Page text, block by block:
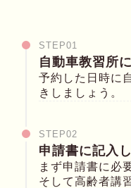
STEP01
自動車教習所
予約した日時に
きしましょう。
STEP02
申請書に記入
まず申請書に必
そして高齢者講